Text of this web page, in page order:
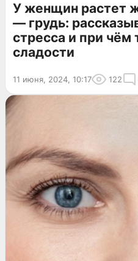
У женщин растет
— грудь:
стресса и при чём
сладости
11 июня, 2024, 10:17 122